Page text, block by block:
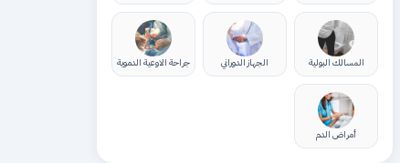
المسالك البولية الجهاز الدوراني جراحة الاوعية الدموية
أمراض الدم